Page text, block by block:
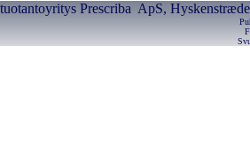
Prescriba ApS,